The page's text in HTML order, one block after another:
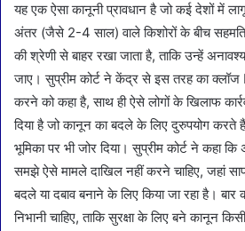
यह एक ऐसा कानूनी प्रावधान है जो कई देशों में
अंतर (जैसे 2-4 साल) वाले किशोरों के बीच सहमति
की श्रेणी से बाहर रखा जाता है, ताकि उन्हें
जाए। सुप्रीम कोर्ट ने केंद्र से इस तरह का क्लॉज
करने को कहा है, साथ ही ऐसे लोगों के खिलाफ
दिया है जो कानून का बदले के लिए दुरुपयोग करते
भूमिका पर भी जोर दिया। सुप्रीम कोर्ट ने कहा
समझे ऐसे मामले दाखिल नहीं करने चाहिए, जहां
बदले या दबाव बनाने के लिए किया जा रहा है।
निभानी चाहिए, ताकि सुरक्षा के लिए बने कानून